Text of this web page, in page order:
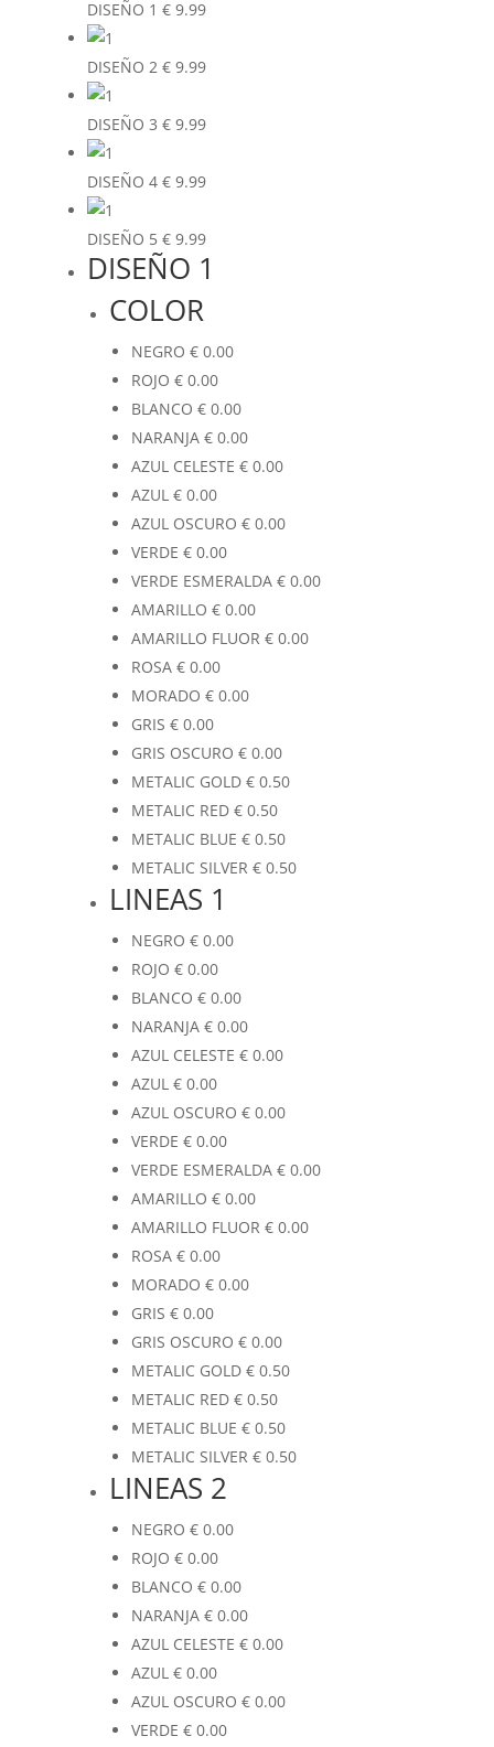
DISEÑO 1 €9.99
DISEÑO 2 €9.99
DISEÑO 3 €9.99
DISEÑO 4 €9.99
DISEÑO 5 €9.99
DISEÑO 1
COLOR
NEGRO €0.00
ROJO €0.00
BLANCO €0.00
NARANJA €0.00
AZUL CELESTE €0.00
AZUL €0.00
AZUL OSCURO €0.00
VERDE €0.00
VERDE ESMERALDA €0.00
AMARILLO €0.00
AMARILLO FLUOR €0.00
ROSA €0.00
MORADO €0.00
GRIS €0.00
GRIS OSCURO €0.00
METALIC GOLD €0.50
METALIC RED €0.50
METALIC BLUE €0.50
METALIC SILVER €0.50
LINEAS 1
NEGRO €0.00
ROJO €0.00
BLANCO €0.00
NARANJA €0.00
AZUL CELESTE €0.00
AZUL €0.00
AZUL OSCURO €0.00
VERDE €0.00
VERDE ESMERALDA €0.00
AMARILLO €0.00
AMARILLO FLUOR €0.00
ROSA €0.00
MORADO €0.00
GRIS €0.00
GRIS OSCURO €0.00
METALIC GOLD €0.50
METALIC RED €0.50
METALIC BLUE €0.50
METALIC SILVER €0.50
LINEAS 2
NEGRO €0.00
ROJO €0.00
BLANCO €0.00
NARANJA €0.00
AZUL CELESTE €0.00
AZUL €0.00
AZUL OSCURO €0.00
VERDE €0.00